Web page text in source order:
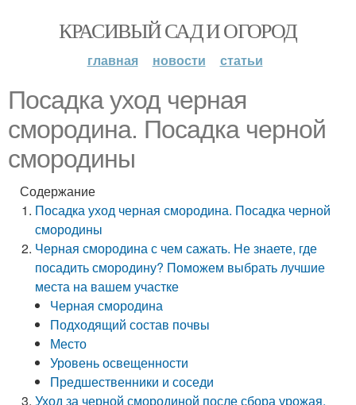
КРАСИВЫЙ САД И ОГОРОД
главная новости статьи
Посадка уход черная
смородина. Посадка черной
смородины
Содержание
Посадка уход черная смородина. Посадка черной
смородины
Черная смородина с чем сажать. Не знаете, где
посадить смородину? Поможем выбрать лучшие
места на вашем участке
Черная смородина
Подходящий состав почвы
Место
Уровень освещенности
Предшественники и соседи
Уход за черной смородиной после сбора урожая.